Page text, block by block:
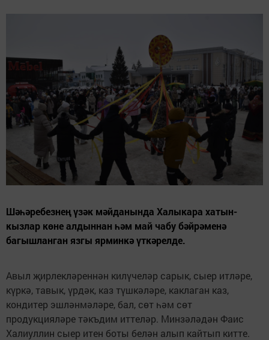
Шәһәребезнең үзәк мәйданында Халыкара хатын-
кызлар көне алдыннан һәм май чабу бәйрәменә
багышланган язгы ярминкә үткәрелде.
Авыл җирлекләреннән килүчеләр сарык, сыер итләре,
күркә, тавык, үрдәк, каз түшкәләре, каклаган каз,
кондитер эшләнмәләре, бал, сөт һәм сөт
продукцияләре тәкъдим иттеләр. Минзәләдән Фаис
Халиуллин сыер итен боты белән алып кайтып китте.